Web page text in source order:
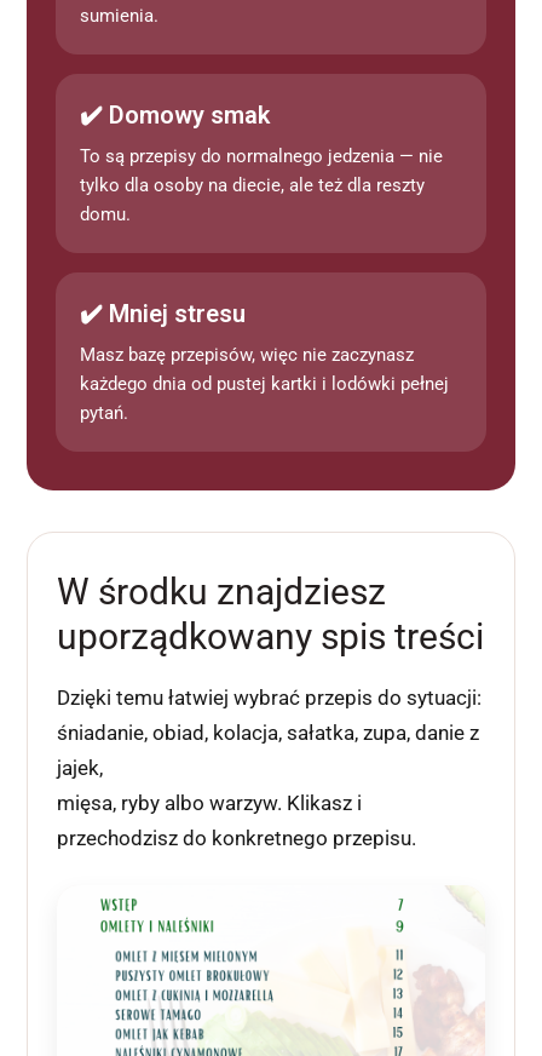
sumienia.
✔️ Domowy smak
To są przepisy do normalnego jedzenia — nie
tylko dla osoby na diecie, ale też dla reszty
domu.
✔️ Mniej stresu
Masz bazę przepisów, więc nie zaczynasz
każdego dnia od pustej kartki i lodówki pełnej
pytań.
W środku znajdziesz
uporządkowany spis treści
Dzięki temu łatwiej wybrać przepis do sytuacji:
śniadanie, obiad, kolacja, sałatka, zupa, danie z
jajek,
mięsa, ryby albo warzyw. Klikasz i
przechodzisz do konkretnego przepisu.